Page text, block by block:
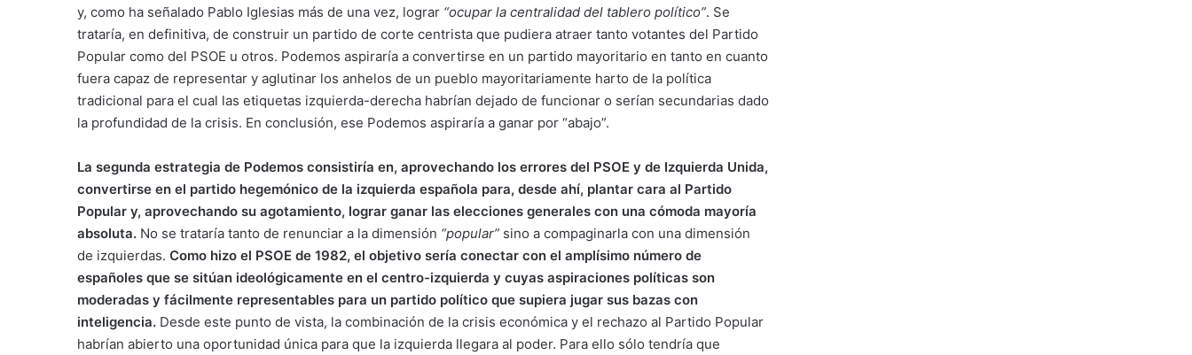
y, como ha señalado Pablo Iglesias más de una vez, lograr “ocupar la centralidad del tablero político”. Se
trataría, en definitiva, de construir un partido de corte centrista que pudiera atraer tanto votantes del Partido
Popular como del PSOE u otros. Podemos aspiraría a convertirse en un partido mayoritario en tanto en cuanto
fuera capaz de representar y aglutinar los anhelos de un pueblo mayoritariamente harto de la política
tradicional para el cual las etiquetas izquierda-derecha habrían dejado de funcionar o serían secundarias dado
la profundidad de la crisis. En conclusión, ese Podemos aspiraría a ganar por “abajo”.
La segunda estrategia de Podemos consistiría en, aprovechando los errores del PSOE y de Izquierda Unida,
convertirse en el partido hegemónico de la izquierda española para, desde ahí, plantar cara al Partido
Popular y, aprovechando su agotamiento, lograr ganar las elecciones generales con una cómoda mayoría
absoluta. No se trataría tanto de renunciar a la dimensión “popular” sino a compaginarla con una dimensión
de izquierdas. Como hizo el PSOE de 1982, el objetivo sería conectar con el amplísimo número de
españoles que se sitúan ideológicamente en el centro-izquierda y cuyas aspiraciones políticas son
moderadas y fácilmente representables para un partido político que supiera jugar sus bazas con
inteligencia. Desde este punto de vista, la combinación de la crisis económica y el rechazo al Partido Popular
habrían abierto una oportunidad única para que la izquierda llegara al poder. Para ello sólo tendría que